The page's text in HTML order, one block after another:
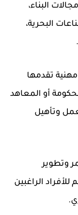
البناء،
البحرية،
مهنية تقدمها
أو المعاهد
وتأهيل
وتطوير
للأفراد الراغبين